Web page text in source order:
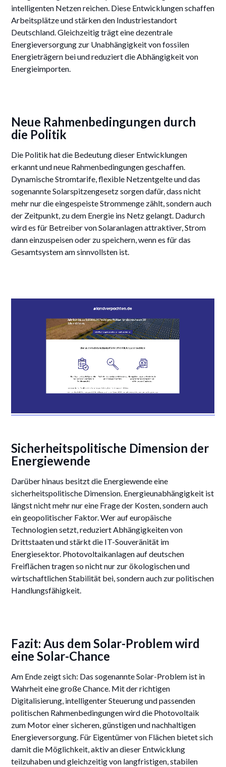
intelligenten Netzen reichen. Diese Entwicklungen schaffen
Arbeitsplätze und stärken den Industriestandort
Deutschland. Gleichzeitig trägt eine dezentrale
Energieversorgung zur Unabhängigkeit von fossilen
Energieträgern bei und reduziert die Abhängigkeit von
Energieimporten.
Neue Rahmenbedingungen durch
die Politik
Die Politik hat die Bedeutung dieser Entwicklungen
erkannt und neue Rahmenbedingungen geschaffen.
Dynamische Stromtarife, flexible Netzentgelte und das
sogenannte Solarspitzengesetz sorgen dafür, dass nicht
mehr nur die eingespeiste Strommenge zählt, sondern auch
der Zeitpunkt, zu dem Energie ins Netz gelangt. Dadurch
wird es für Betreiber von Solaranlagen attraktiver, Strom
dann einzuspeisen oder zu speichern, wenn es für das
Gesamtsystem am sinnvollsten ist.
Sicherheitspolitische Dimension der
Energiewende
Darüber hinaus besitzt die Energiewende eine
sicherheitspolitische Dimension. Energieunabhängigkeit ist
längst nicht mehr nur eine Frage der Kosten, sondern auch
ein geopolitischer Faktor. Wer auf europäische
Technologien setzt, reduziert Abhängigkeiten von
Drittstaaten und stärkt die IT-Souveränität im
Energiesektor. Photovoltaikanlagen auf deutschen
Freiflächen tragen so nicht nur zur ökologischen und
wirtschaftlichen Stabilität bei, sondern auch zur politischen
Handlungsfähigkeit.
Fazit: Aus dem Solar-Problem wird
eine Solar-Chance
Am Ende zeigt sich: Das sogenannte Solar-Problem ist in
Wahrheit eine große Chance. Mit der richtigen
Digitalisierung, intelligenter Steuerung und passenden
politischen Rahmenbedingungen wird die Photovoltaik
zum Motor einer sicheren, günstigen und nachhaltigen
Energieversorgung. Für Eigentümer von Flächen bietet sich
damit die Möglichkeit, aktiv an dieser Entwicklung
teilzuhaben und gleichzeitig von langfristigen, stabilen